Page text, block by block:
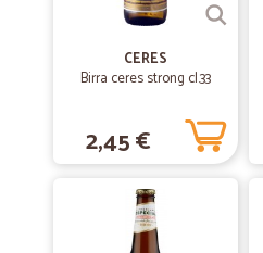
CERES
Birra ceres strong cl.33
2,45 €